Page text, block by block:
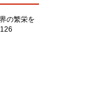
の繁栄を